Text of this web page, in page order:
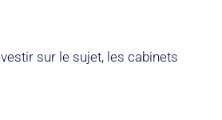
sur le sujet, les cabinets